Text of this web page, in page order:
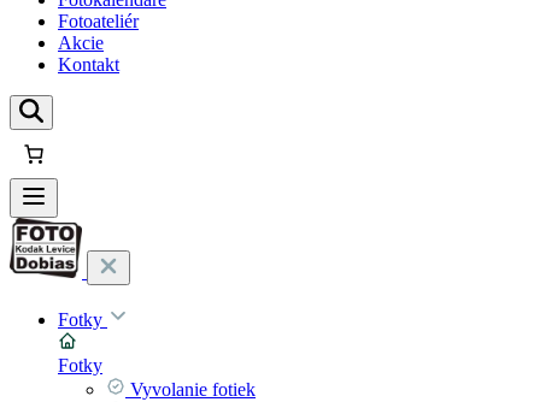
Fotoateliér
Akcie
Kontakt
Fotky
Fotky
Vyvolanie fotiek